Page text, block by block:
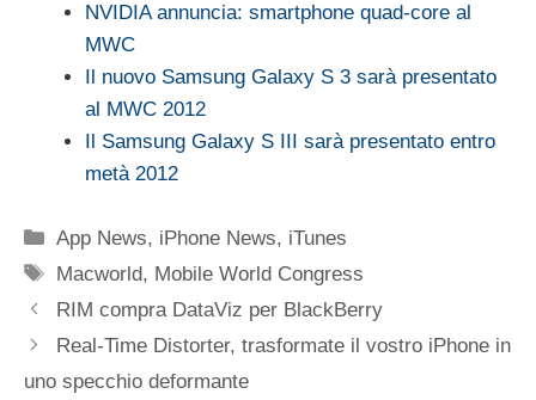
NVIDIA annuncia: smartphone quad-core al
MWC
Il nuovo Samsung Galaxy S 3 sarà presentato
al MWC 2012
Il Samsung Galaxy S III sarà presentato entro
metà 2012
Categorie
App News, iPhone News, iTunes
Tag
Macworld, Mobile World Congress
RIM compra DataViz per BlackBerry
Real-Time Distorter, trasformate il vostro iPhone in
uno specchio deformante